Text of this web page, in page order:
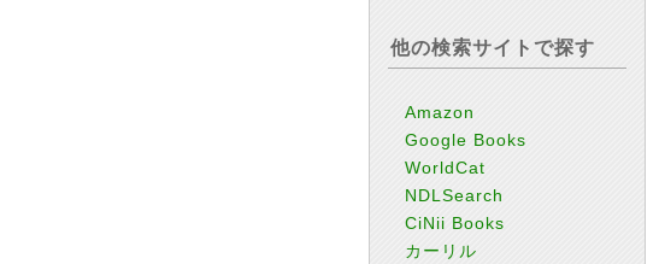
他の検索サイトで探す
Amazon
Google Books
WorldCat
NDLSearch
CiNii Books
カーリル